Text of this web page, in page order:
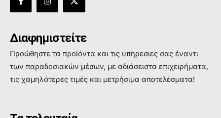
Διαφημιστείτε
Προώθηστε τα προϊόντα και τις υπηρεσιες σας έναντι
των παραδοσιακών μέσων, με αδιάσειστα επιχειρήματα,
τις χαμηλότερες τιμές και μετρήσιμα αποτελέσματα!